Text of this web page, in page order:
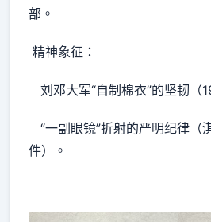
部。
精神象征：
刘邓大军“自制棉衣”的坚韧（
“一副眼镜”折射的严明纪律（
件）。